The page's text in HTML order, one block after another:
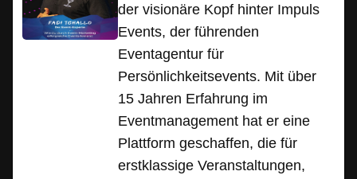
der visionäre Kopf hinter Impuls
Events, der führenden
Eventagentur für
Persönlichkeitsevents. Mit über
15 Jahren Erfahrung im
Eventmanagement hat er eine
Plattform geschaffen, die für
erstklassige Veranstaltungen,